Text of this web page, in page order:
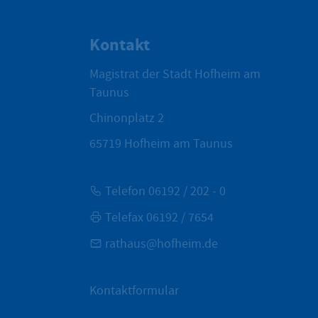
Kontakt
Magistrat der Stadt Hofheim am
Taunus
Chinonplatz 2
65719 Hofheim am Taunus
Telefon 06192 / 202 - 0
Telefax 06192 / 7654
rathaus@hofheim.de
Kontaktformular